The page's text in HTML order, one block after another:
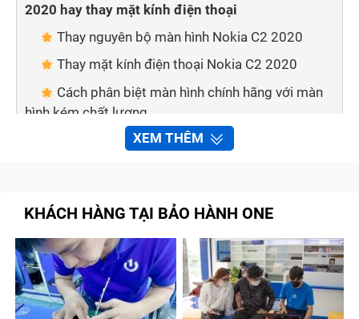
2020 hay thay mặt kính điện thoại
Thay nguyên bộ màn hình Nokia C2 2020
Thay mặt kính điện thoại Nokia C2 2020
Cách phân biệt màn hình chính hãng với màn
hình kém chất lượng
Mẹo nhỏ giúp bạn phân biệt 2 loại màn hình:
Bảo hành one thay màn hình Nokia C2 2020
nhanh chóng, chất lượng
Quy trình sửa chữa, thay màn hình Nokia C2
2020 tại Bảo Hành One
Tạm kết
XEM THÊM
KHÁCH HÀNG TẠI BẢO HÀNH ONE